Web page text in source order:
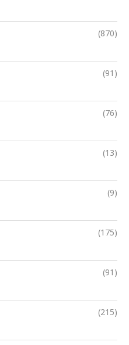
(870)
(91)
(76)
(13)
(9)
(175)
(91)
(215)